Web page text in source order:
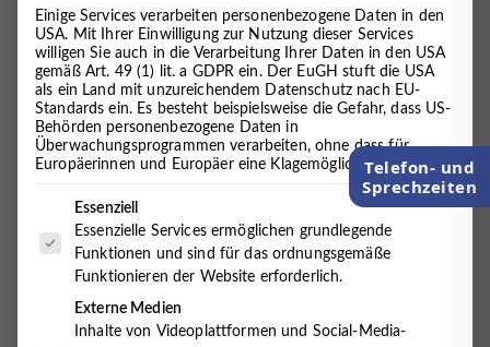
Hemmoor
WEITERLESEN
ENURESIS
–
TABUTHEMA
EINNÄSSEN
BEI
JAHRE
Telefon- und
Sprechzeiten
Einige Services verarbeiten personenbezogene Daten in den
USA. Mit Ihrer Einwilligung zur Nutzung dieser Services
willigen Sie auch in die Verarbeitung Ihrer Daten in den USA
gemäß Art. 49 (1) lit. a GDPR ein. Der EuGH stuft die USA
als ein Land mit unzureichendem Datenschutz nach EU-
Standards ein. Es besteht beispielsweise die Gefahr, dass US-
Behörden personenbezogene Daten in
Überwachungsprogrammen verarbeiten, ohne dass für
Europäerinnen und Europäer eine Klagemöglichkeit besteht.
Es folgt eine Liste der Service-Gruppen, für die eine Einwilligung
Essenziell
Essenzielle Services ermöglichen grundlegende
Funktionen und sind für das ordnungsgemäße
Funktionieren der Website erforderlich.
Externe Medien
Inhalte von Videoplattformen und Social-Media-